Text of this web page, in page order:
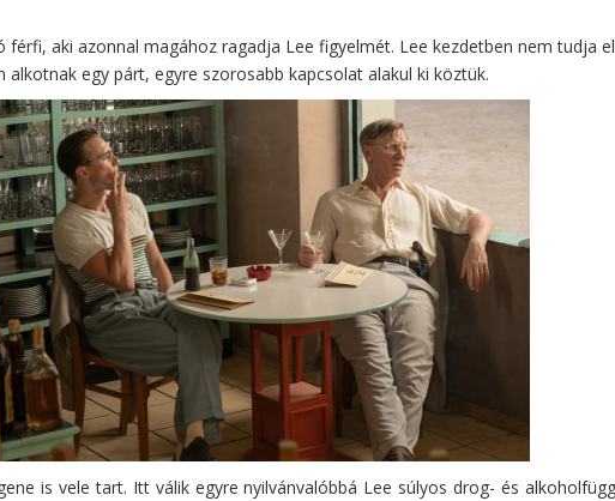
aki azonnal magához ragadja Lee figyelmét. Lee kezdetben nem tudja
egy párt, egyre szorosabb kapcsolat alakul ki köztük.
is vele tart. Itt válik egyre nyilvánvalóbbá Lee súlyos drog- és